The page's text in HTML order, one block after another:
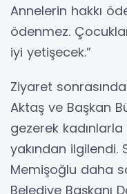
Annelerin hakkı
ödenmez.
iyi yetişecek.”
Ziyaret
Aktaş ve Başkan
gezerek
yakından ilgilendi.
Memişoğlu daha
Belediye Başkanı